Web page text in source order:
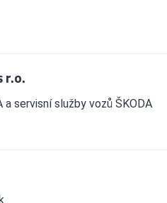
r.o.
servisní služby vozů ŠKODA